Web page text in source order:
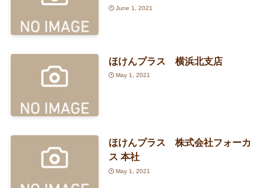
June 1, 2021
ほけんプラス 横浜北支店
May 1, 2021
ほけんプラス 株式会社フォーカ
ス 本社
May 1, 2021